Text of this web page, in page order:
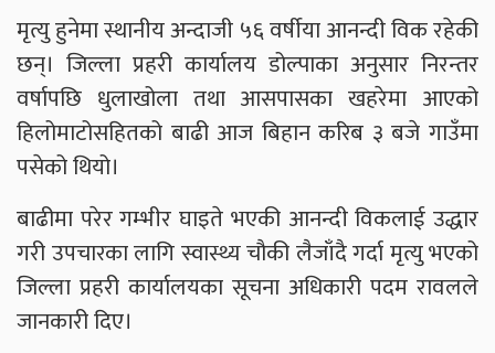
मृत्यु हुनेमा स्थानीय अन्दाजी ५६ वर्षीया आनन्दी विक रहेकी
छन्। जिल्ला प्रहरी कार्यालय डोल्पाका अनुसार निरन्तर
वर्षापछि धुलाखोला तथा आसपासका खहरेमा आएको
हिलोमाटोसहितको बाढी आज बिहान करिब ३ बजे गाउँमा
पसेको थियो।
बाढीमा परेर गम्भीर घाइते भएकी आनन्दी विकलाई उद्धार
गरी उपचारका लागि स्वास्थ्य चौकी लैजाँदै गर्दा मृत्यु भएको
जिल्ला प्रहरी कार्यालयका सूचना अधिकारी पदम रावलले
जानकारी दिए।